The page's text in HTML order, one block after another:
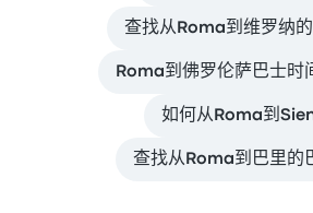
查找从Roma到维罗纳
Roma到佛罗伦萨巴士时
如何从Roma到
查找从Roma到巴里的